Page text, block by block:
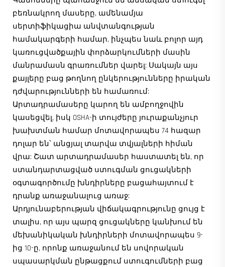
բեռնակրող մասերը, ամենամյա
սերտիֆիկացիա անվտանգության
համակարգերի համար, ինչպես նաև բոլոր այդ
կառուցվածքային փորձարկումների մասին
մանրամասն գրառումներ վարել: Սակայն այս
քայլերը բաց թողնող ընկերությունները իրական
դժվարությունների են համառում:
Արտադրամասերը կարող են ամբողջովին
կասեցվել, իսկ OSHA-ի տույժերը յուրաքանչյուր
խախտման համար մոտավորապես 74 հազար
դոլար են՝ անցյալ տարվա տվյալների հիման
վրա: Շատ արտադրամասեր հաստատել են, որ
ստանդարտացված ստուգման ցուցակների
օգտագործումը խնդիրները բացահայտում է
դրանք առաջանալուց առաջ:
Արդյունաբերության վիճակագրությունը ցույց է
տալիս, որ այս պարզ ցուցակները կանխում են
մեխանիկական խնդիրների մոտավորապես 9-
ից 10-ը, որոնք առաջանում են սովորական
սպասարկման ընթացքում ստուգումների բաց